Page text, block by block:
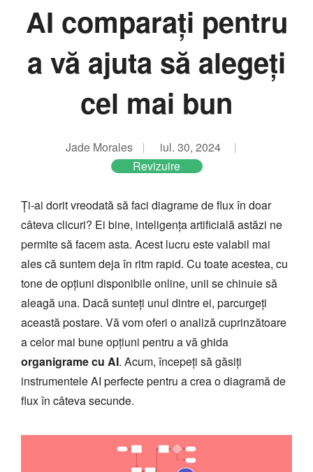
AI comparați pentru
a vă ajuta să alegeți
cel mai bun
Jade Morales
iul. 30, 2024
Revizuire
Ți-ai dorit vreodată să faci diagrame de flux în doar
câteva clicuri? Ei bine, inteligența artificială astăzi ne
permite să facem asta. Acest lucru este valabil mai
ales că suntem deja în ritm rapid. Cu toate acestea, cu
tone de opțiuni disponibile online, unii se chinuie să
aleagă una. Dacă sunteți unul dintre ei, parcurgeți
această postare. Vă vom oferi o analiză cuprinzătoare
a celor mai bune opțiuni pentru a vă ghida
organigrame cu AI. Acum, începeți să găsiți
instrumentele AI perfecte pentru a crea o diagramă de
flux în câteva secunde.